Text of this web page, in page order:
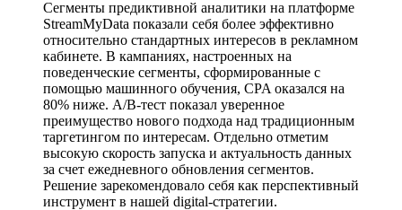
Сегменты предиктивной аналитики на платформе
StreamMyData показали себя более эффективно
относительно стандартных интересов в рекламном
кабинете. В кампаниях, настроенных на
поведенческие сегменты, сформированные с
помощью машинного обучения, CPA оказался на
80% ниже. A/B‑тест показал уверенное
преимущество нового подхода над традиционным
таргетингом по интересам. Отдельно отметим
высокую скорость запуска и актуальность данных
за счет ежедневного обновления сегментов.
Решение зарекомендовало себя как перспективный
инструмент в нашей digital-стратегии.